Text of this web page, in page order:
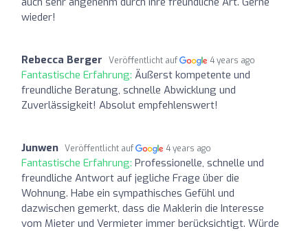
wieder!
Rebecca Berger Veröffentlicht auf 4 years ago
Fantastische Erfahrung: Äußerst kompetente und
freundliche Beratung, schnelle Abwicklung und
Zuverlässigkeit! Absolut empfehlenswert!
Junwen Veröffentlicht auf 4 years ago
Fantastische Erfahrung: Professionelle, schnelle und
freundliche Antwort auf jegliche Frage über die
Wohnung. Habe ein sympathisches Gefühl und
dazwischen gemerkt, dass die Maklerin die Interesse
vom Mieter und Vermieter immer berücksichtigt. Würde